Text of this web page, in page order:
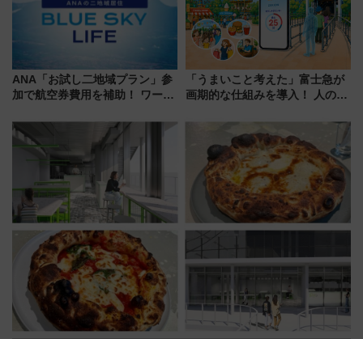
ANA「お試し二地域プラン」参
加で航空券費用を補助！ ワーケ
治体は？ 2026年は対象のエリア
が拡大！
「うまいこと考えた」富士急が
画期的な仕組みを導入！ 人のか
ん」始動